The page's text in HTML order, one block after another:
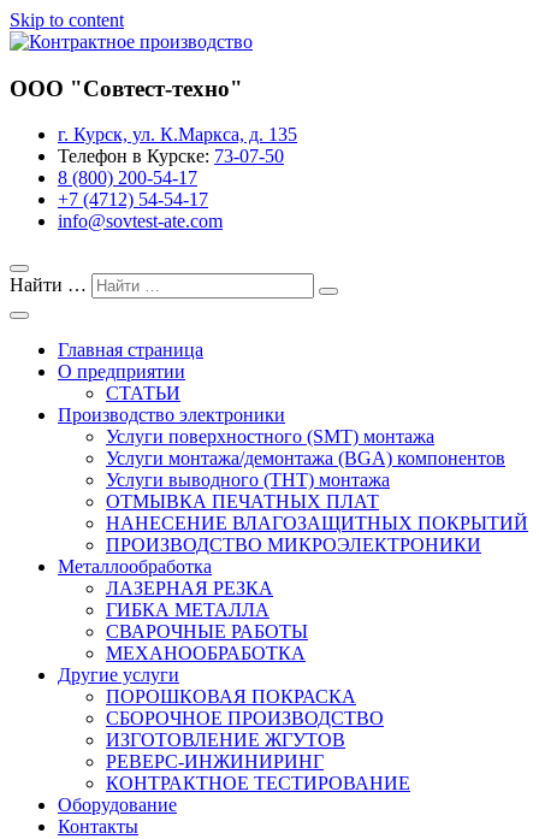
Skip to content
Контрактное производство
ООО "Совтест-техно"
г. Курск, ул. К.Маркса, д. 135
Телефон в Курске: 73-07-50
8 (800) 200-54-17
+7 (4712) 54-54-17
info@sovtest-ate.com
Найти …
Главная страница
О предприятии
СТАТЬИ
Производство электроники
Услуги поверхностного (SMT) монтажа
Услуги монтажа/демонтажа (BGA) компонентов
Услуги выводного (THT) монтажа
ОТМЫВКА ПЕЧАТНЫХ ПЛАТ
НАНЕСЕНИЕ ВЛАГОЗАЩИТНЫХ ПОКРЫТИЙ
ПРОИЗВОДСТВО МИКРОЭЛЕКТРОНИКИ
Металлообработка
ЛАЗЕРНАЯ РЕЗКА
ГИБКА МЕТАЛЛА
СВАРОЧНЫЕ РАБОТЫ
МЕХАНООБРАБОТКА
Другие услуги
ПОРОШКОВАЯ ПОКРАСКА
СБОРОЧНОЕ ПРОИЗВОДСТВО
ИЗГОТОВЛЕНИЕ ЖГУТОВ
РЕВЕРС-ИНЖИНИРИНГ
КОНТРАКТНОЕ ТЕСТИРОВАНИЕ
Оборудование
Контакты